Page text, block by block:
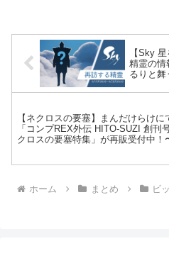
【Sky
精霊の情
るりと舞
要なキャ
【ネクロスの要塞】まんだけらけに
「コンプREX外伝 HITO-SUZI 創刊
クロスの要塞特集」が再販受付中！
ホーム まとめ ビ